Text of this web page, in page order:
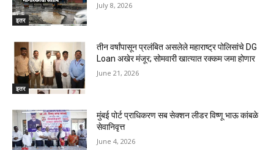
इतर
July 8, 2026
इतर
तीन वर्षांपासून प्रलंबित असलेले महाराष्ट्र पोलिसांचे DG
Loan अखेर मंजूर; सोमवारी खात्यात रक्कम जमा होणार
June 21, 2026
मुंबई पोर्ट प्राधिकरण सब सेक्शन लीडर विष्णू भाऊ कांबळे
सेवानिवृत्त
June 4, 2026